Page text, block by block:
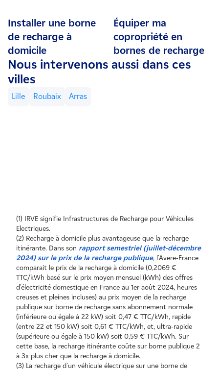
de pose de bornes de recharge.
triphasé.
l'éligibilité de votre entreprise, selon nos critères de
sélection.
Installer une borne
de recharge à
domicile
Équiper ma
copropriété en
bornes de recharge​
Nous intervenons aussi dans ces
villes
Lille Roubaix Arras
(1) IRVE signifie Infrastructures de Recharge pour Véhicules
Electriques.
(2) Recharge à domicile plus avantageuse que la recharge
itinérante. Dans son rapport semestriel (juillet-décembre
2024) sur le prix de la recharge publique, l'Avere-France
comparait le prix de la recharge à domicile (0,2069 €
TTC/kWh basé sur le prix moyen mensuel (kWh) des offres
d'électricité domestique en France au 1er août 2024, heures
creuses et pleines incluses) au prix moyen de la recharge
publique sur borne de recharge sans abonnement normale
(inférieure ou égale à 22 kW) soit 0,47 € TTC/kWh, rapide
(entre 22 et 150 kW) soit 0,61 € TTC/kWh, et, ultra-rapide
(supérieure ou égale à 150 kW) soit 0,59 € TTC/kWh. Sur
cette base, la recharge itinérante coûte sur borne publique 2
à 3x plus cher que la recharge à domicile.
(3) La recharge d'un véhicule électrique sur une borne de